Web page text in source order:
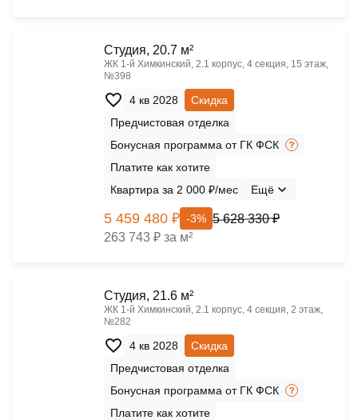
Cтудия, 20.7 м²
ЖК 1‑й Химкинский, 2.1 корпус, 4 секция, 15 этаж,
№398
4 кв 2028
Скидка
Предчистовая отделка
Бонусная программа от ГК ФСК
Платите как хотите
Квартира за 2 000 ₽/мес
Ещё
5 459 480 ₽ -3% 5 628 330 ₽
263 743 ₽ за м²
Cтудия, 21.6 м²
ЖК 1‑й Химкинский, 2.1 корпус, 4 секция, 2 этаж,
№282
4 кв 2028
Скидка
Предчистовая отделка
Бонусная программа от ГК ФСК
Платите как хотите